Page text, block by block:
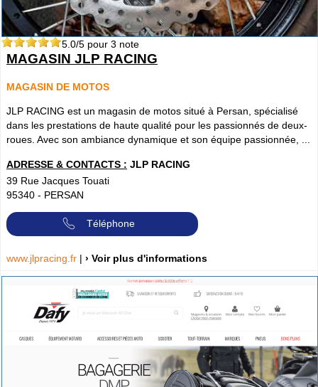
5.0/5 pour 3 note
MAGASIN JLP RACING
MAGASIN DE MOTOS
JLP RACING est un magasin de motos situé à Persan, spécialisé
dans les prestations de haute qualité pour les passionnés de deux-
roues. Avec son ambiance dynamique et son équipe passionnée, ...
ADRESSE & CONTACTS : JLP RACING
39 Rue Jacques Touati
95340 - PERSAN
Téléphone
www.jlpracing.fr | › Voir plus d'informations